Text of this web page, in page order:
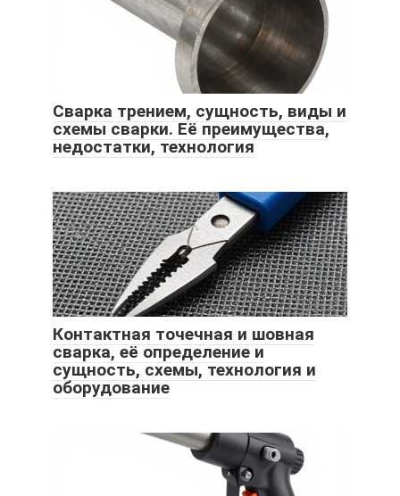
Сварка трением, сущность, виды и
схемы сварки. Её преимущества,
недостатки, технология
Контактная точечная и шовная
сварка, её определение и
сущность, схемы, технология и
оборудование